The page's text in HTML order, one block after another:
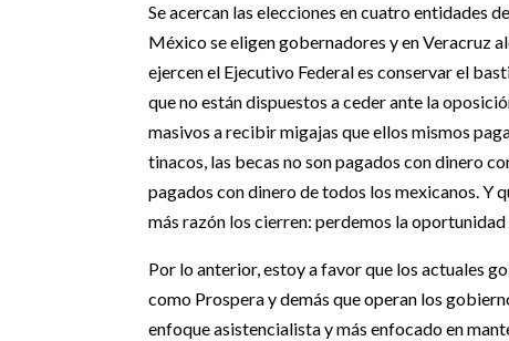
Se acercan las elecciones en cuatro entidades
México se eligen gobernadores y en Veracruz
ejercen el Ejecutivo Federal es conservar el
que no están dispuestos a ceder ante la
masivos a recibir migajas que ellos mismos
tinacos, las becas no son pagados con dinero
pagados con dinero de todos los mexicanos. Y
más razón los cierren: perdemos la
Por lo anterior, estoy a favor que los actuales
como Prospera y demás que operan los
enfoque asistencialista y más enfocado en